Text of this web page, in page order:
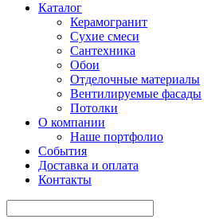
Каталог
Керамогранит
Сухие смеси
Сантехника
Обои
Отделочные материалы
Вентилируемые фасады
Потолки
О компании
Наше портфолио
События
Доставка и оплата
Контакты